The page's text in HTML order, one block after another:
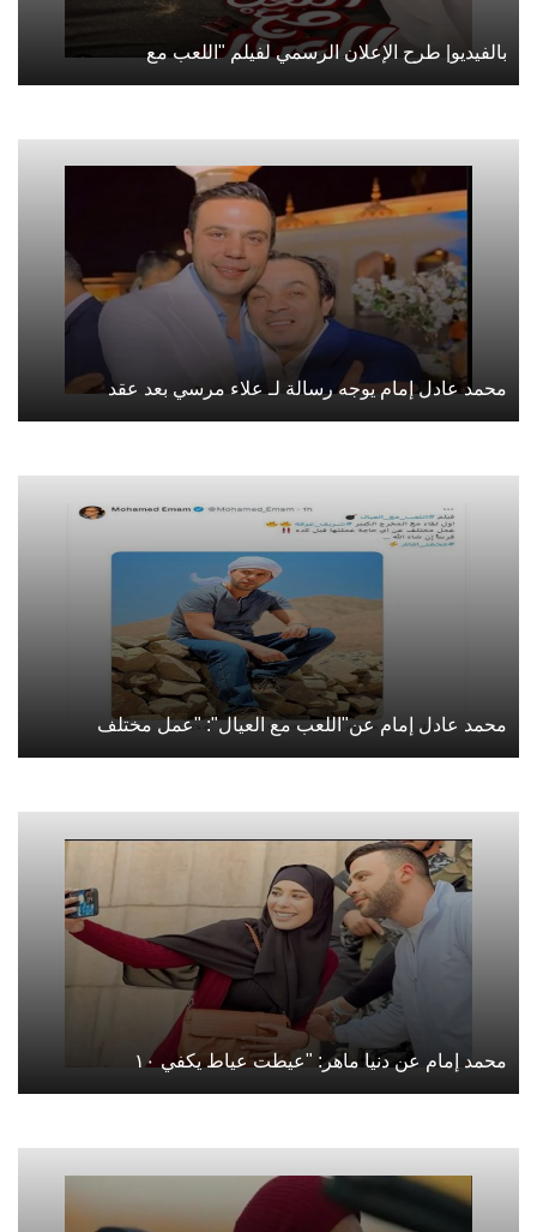
بالفيديو| طرح الإعلان الرسمي لفيلم "اللعب مع
محمد عادل إمام يوجه رسالة لـ علاء مرسي بعد عقد
محمد عادل إمام عن"اللعب مع العيال": "عمل مختلف
محمد إمام عن دنيا ماهر: "عيطت عياط يكفي ١٠